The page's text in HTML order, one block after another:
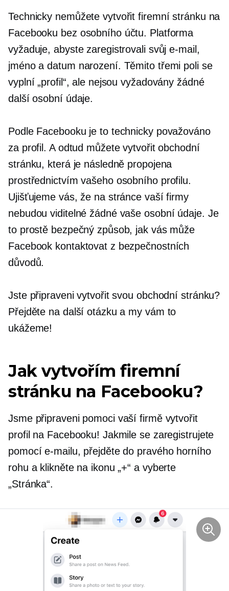
Technicky nemůžete vytvořit firemní stránku na
Facebooku bez osobního účtu. Platforma
vyžaduje, abyste zaregistrovali svůj e-mail,
jméno a datum narození. Těmito třemi poli se
vyplní „profil“, ale nejsou vyžadovány žádné
další osobní údaje.
Podle Facebooku je to technicky považováno
za profil. A odtud můžete vytvořit obchodní
stránku, která je následně propojena
prostřednictvím vašeho osobního profilu.
Ujišťujeme vás, že na stránce vaší firmy
nebudou viditelné žádné vaše osobní údaje. Je
to prostě bezpečný způsob, jak vás může
Facebook kontaktovat z bezpečnostních
důvodů.
Jste připraveni vytvořit svou obchodní stránku?
Přejděte na další otázku a my vám to
ukážeme!
Jak vytvořím firemní
stránku na Facebooku?
Jsme připraveni pomoci vaší firmě vytvořit
profil na Facebooku! Jakmile se zaregistrujete
pomocí e-mailu, přejděte do pravého horního
rohu a klikněte na ikonu „+“ a vyberte
„Stránka“.